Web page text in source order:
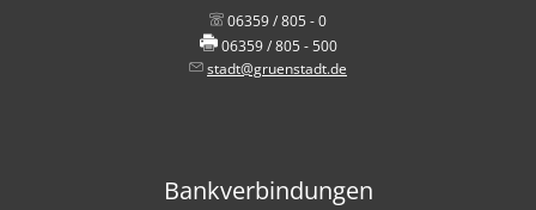
06359 / 805 - 0
06359 / 805 - 500
stadt@gruenstadt.de
Bankverbindungen